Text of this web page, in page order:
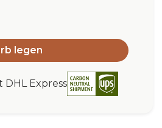
legen
DHL Express